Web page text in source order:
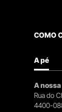
COMO
A pé
A
Rua do
4400-